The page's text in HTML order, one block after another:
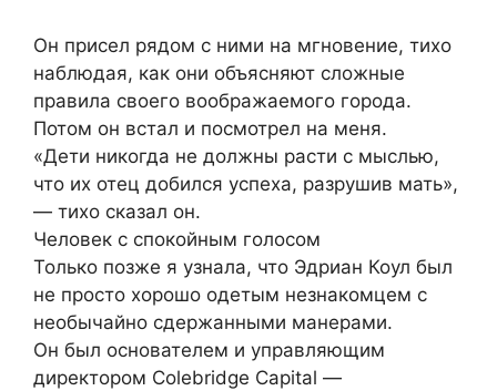
Он присел рядом с ними на мгновение, тихо
наблюдая, как они объясняют сложные
правила своего воображаемого города.
Потом он встал и посмотрел на меня.
«Дети никогда не должны расти с мыслью,
что их отец добился успеха, разрушив мать»,
— тихо сказал он.
Человек с спокойным голосом
Только позже я узнала, что Эдриан Коул был
не просто хорошо одетым незнакомцем с
необычайно сдержанными манерами.
Он был основателем и управляющим
директором Colebridge Capital —